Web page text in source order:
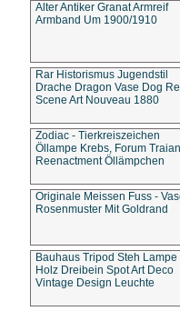
Alter Antiker Granat Armreif
Armband Um 1900/1910
Rar Historismus Jugendstil
Drache Dragon Vase Dog
Scene Art Nouveau 1880
Zodiac - Tierkreiszeichen
Öllampe Krebs, Forum
Reenactment Öllämpchen
Originale Meissen Fuss -
Rosenmuster Mit Goldrand
Bauhaus Tripod Steh Lampe
Holz Dreibein Spot Art Deco
Vintage Design Leuchte